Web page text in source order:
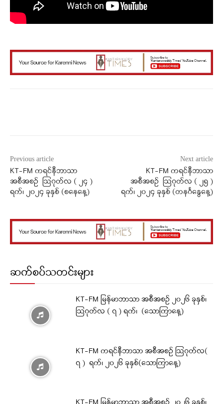
Previous article
KT-FM ကရင်နီဘာသာ
အစီအစဉ် ဩဂုတ်လ ( ၂၄ )
ရက်၊ ၂၀၂၄ ခုနှစ် (စနေနေ့)
Next article
KT-FM ကရင်နီဘာသာ
အစီအစဉ် ဩဂုတ်လ ( ၂၅ )
ရက်၊ ၂၀၂၄ ခုနှစ် (တနင်္ဂနွေနေ့)
ဆက်စပ်သတင်းများ
KT-FM မြန်မာဘာသာ အစီအစဉ် ၂၀၂၆ ခုနှစ်၊
ဩဂုတ်လ ( ၇ ) ရက်၊ (သောကြာနေ့)
KT-FM ကရင်နီဘာသာ အစီအစဉ် ဩဂုတ်လ(
၇ ) ရက်၊ ၂၀၂၆ ခုနှစ်(သောကြာနေ့)